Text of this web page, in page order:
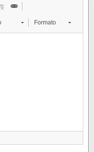
Formato